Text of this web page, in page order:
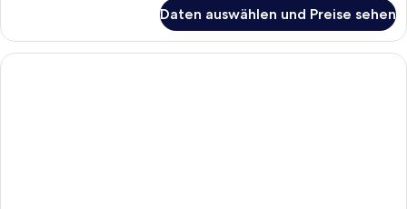
Daten auswählen und Preise sehen